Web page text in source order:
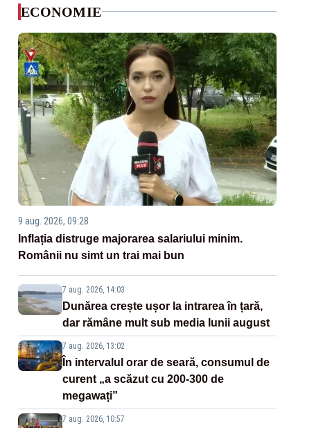
ECONOMIE
9 aug. 2026, 09:28
Inflația distruge majorarea salariului minim.
Românii nu simt un trai mai bun
7 aug. 2026, 14:03
Dunărea crește ușor la intrarea în țară,
dar rămâne mult sub media lunii august
7 aug. 2026, 13:02
În intervalul orar de seară, consumul de
curent „a scăzut cu 200-300 de
megawați”
7 aug. 2026, 10:57